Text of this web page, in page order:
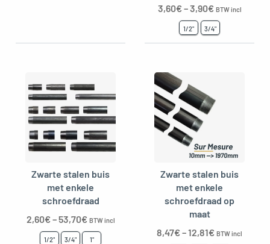
3,60€–3,90€ BTW incl
1/2" 3/4"
Zwarte stalen buis
met enkele
schroefdraad
2,60€–53,70€ BTW incl
1/2" 3/4" 1"
Zwarte stalen buis
met enkele
schroefdraad op
maat
8,47€–12,81€ BTW incl